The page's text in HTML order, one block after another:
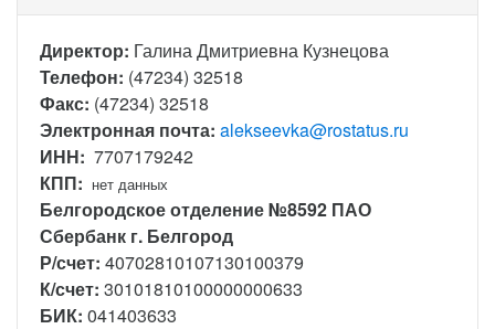
Директор: Галина Дмитриевна Кузнецова
Телефон: (47234) 32518
Факс: (47234) 32518
Электронная почта: alekseevka@rostatus.ru
ИНН: 7707179242
КПП: нет данных
Белгородское отделение №8592 ПАО
Сбербанк г. Белгород
Р/счет: 40702810107130100379
К/счет: 30101810100000000633
БИК: 041403633